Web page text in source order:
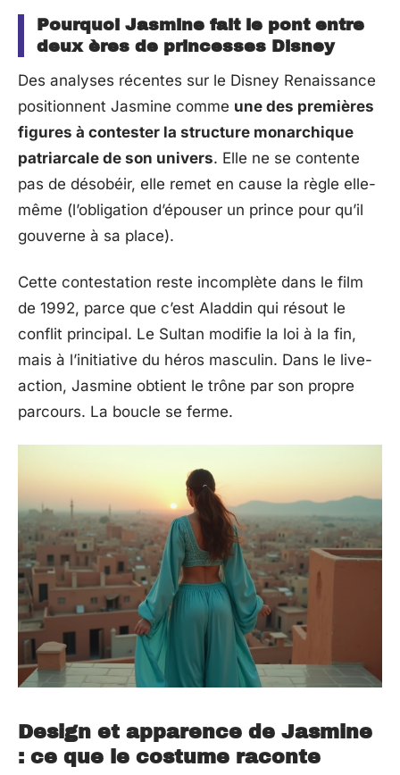
Pourquoi Jasmine fait le pont entre
deux ères de princesses Disney
Des analyses récentes sur le Disney Renaissance
positionnent Jasmine comme une des premières
figures à contester la structure monarchique
patriarcale de son univers. Elle ne se contente
pas de désobéir, elle remet en cause la règle elle-
même (l’obligation d’épouser un prince pour qu’il
gouverne à sa place).
Cette contestation reste incomplète dans le film
de 1992, parce que c’est Aladdin qui résout le
conflit principal. Le Sultan modifie la loi à la fin,
mais à l’initiative du héros masculin. Dans le live-
action, Jasmine obtient le trône par son propre
parcours. La boucle se ferme.
Design et apparence de Jasmine
: ce que le costume raconte